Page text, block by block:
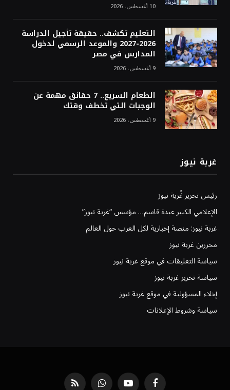
10 أغسطس، 2026
التعليم تكشف.. حقيقة تأجيل الدراسة
2026-2027 والموعد الرسمي لدخول
المدارس في مصر
9 أغسطس، 2026
الطعام السريع.. 7 حقائق مهمة عن
الوجبات التي تخطف وقتك
9 أغسطس، 2026
غربة نيوز
رئيس تحرير غُربة نيوز
الإعلامي الكبير عبدة قاسم… مؤسس “غربة نيوز”
غربة نيوز: منصة إخبارية لكل العرب حول العالم
محررين غربة نيوز
سياسة التعليقات في موقع غربة نيوز
سياسة تحرير غربة نيوز
إخلاء المسؤولية في موقع غربة نيوز
سياسة وشروط الإعلانات
فيسبوك يوتيوب واتساب RSS